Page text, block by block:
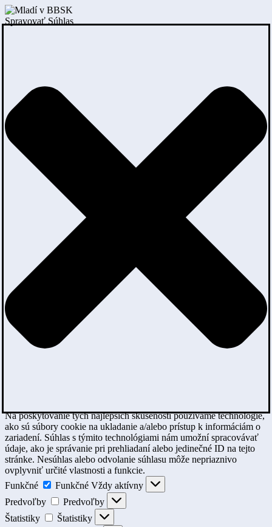
Spravovať Súhlas
Na poskytovanie tých najlepších skúseností používame technológie,
ako sú súbory cookie na ukladanie a/alebo prístup k informáciám o
zariadení. Súhlas s týmito technológiami nám umožní spracovávať
údaje, ako je správanie pri prehliadaní alebo jedinečné ID na tejto
stránke. Nesúhlas alebo odvolanie súhlasu môže nepriaznivo
ovplyvniť určité vlastnosti a funkcie.
Funkčné
Funkčné Vždy aktívny
Predvoľby
Predvoľby
Štatistiky
Štatistiky